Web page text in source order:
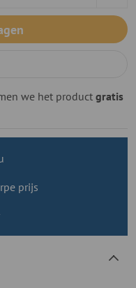
we het product gratis
prijs